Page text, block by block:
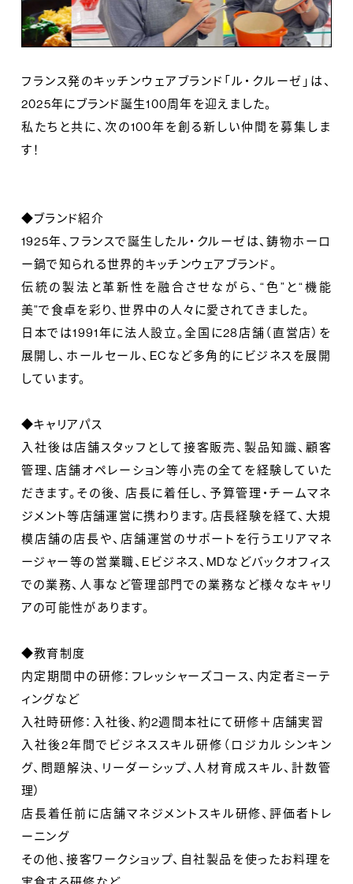
フランス発のキッチンウェアブランド「ル・クルーゼ」は、
2025年にブランド誕生100周年を迎えました。
私たちと共に、次の100年を創る新しい仲間を募集しま
す！
◆ブランド紹介
1925年、フランスで誕生したル・クルーゼは、鋳物ホーロ
ー鍋で知られる世界的キッチンウェアブランド。
伝統の製法と革新性を融合させながら、“色”と“機能
美”で食卓を彩り、世界中の人々に愛されてきました。
日本では1991年に法人設立。全国に28店舗（直営店）を
展開し、ホールセール、ECなど多角的にビジネスを展開
しています。
◆キャリアパス
入社後は店舗スタッフとして接客販売、製品知識、顧客
管理、店舗オペレーション等小売の全てを経験していた
だきます。その後、 店長に着任し、予算管理・チームマネ
ジメント等店舗運営に携わります。店長経験を経て、大規
模店舗の店長や、店舗運営のサポートを行うエリアマネ
ージャー等の営業職、Eビジネス、MDなどバックオフィス
での業務、人事など管理部門での業務など様々なキャリ
アの可能性があります。
◆教育制度
内定期間中の研修：フレッシャーズコース、内定者ミーテ
ィングなど
入社時研修：入社後、約2週間本社にて研修＋店舗実習
入社後2年間でビジネススキル研修（ロジカルシンキン
グ、問題解決、リーダーシップ、人材育成スキル、計数管
理）
店長着任前に店舗マネジメントスキル研修、評価者トレ
ーニング
その他、接客ワークショップ、自社製品を使ったお料理を